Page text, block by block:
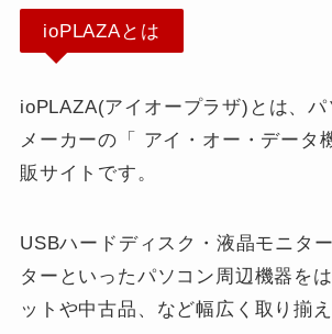
ioPLAZAとは
ioPLAZA(アイオープラザ)とは、
メーカーの「 アイ・オー・データ
販サイトです。
USBハードディスク・液晶モニタ
ターといったパソコン周辺機器を
ットや中古品、など幅広く取り揃え